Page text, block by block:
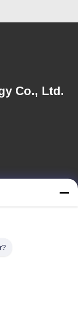
Co., Ltd.
Τεχνολογίας